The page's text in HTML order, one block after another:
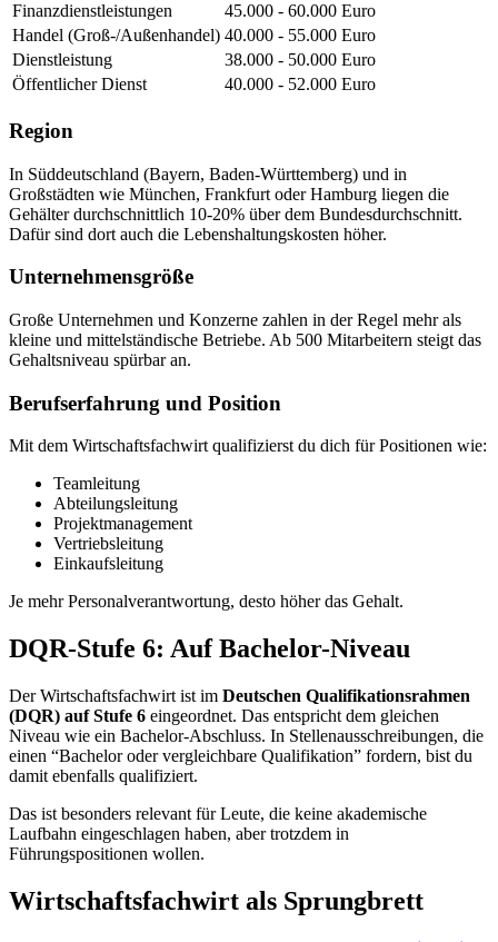
Finanzdienstleistungen
45.000 - 60.000 Euro
Handel (Groß-/Außenhandel) 40.000 - 55.000 Euro
Dienstleistung
38.000 - 50.000 Euro
Öffentlicher Dienst
40.000 - 52.000 Euro
Region
In Süddeutschland (Bayern, Baden-Württemberg) und in
Großstädten wie München, Frankfurt oder Hamburg liegen die
Gehälter durchschnittlich 10-20% über dem Bundesdurchschnitt.
Dafür sind dort auch die Lebenshaltungskosten höher.
Unternehmensgröße
Große Unternehmen und Konzerne zahlen in der Regel mehr als
kleine und mittelständische Betriebe. Ab 500 Mitarbeitern steigt das
Gehaltsniveau spürbar an.
Berufserfahrung und Position
Mit dem Wirtschaftsfachwirt qualifizierst du dich für Positionen wie:
Teamleitung
Abteilungsleitung
Projektmanagement
Vertriebsleitung
Einkaufsleitung
Je mehr Personalverantwortung, desto höher das Gehalt.
DQR-Stufe 6: Auf Bachelor-Niveau
Der Wirtschaftsfachwirt ist im Deutschen Qualifikationsrahmen
(DQR) auf Stufe 6 eingeordnet. Das entspricht dem gleichen
Niveau wie ein Bachelor-Abschluss. In Stellenausschreibungen, die
einen “Bachelor oder vergleichbare Qualifikation” fordern, bist du
damit ebenfalls qualifiziert.
Das ist besonders relevant für Leute, die keine akademische
Laufbahn eingeschlagen haben, aber trotzdem in
Führungspositionen wollen.
Wirtschaftsfachwirt als Sprungbrett